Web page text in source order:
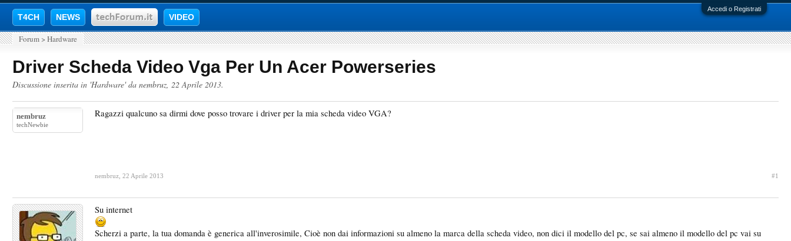
Accedi o Registrati
T4CH NEWS VIDEO
Forum > Hardware
Driver Scheda Video Vga Per Un Acer Powerseries
Discussione inserita in 'Hardware' da nembruz, 22 Aprile 2013.
nembruz
techNewbie
Ragazzi qualcuno sa dirmi dove posso trovare i driver per la mia scheda video VGA?
nembruz 22 Aprile 2013 #1
Su internet
Scherzi a parte, la tua domanda è generica all'inverosimile, Cioè non dai informazioni su almeno la marca della scheda video, non dici il modello del pc, se sai almeno il modello del pc vai su